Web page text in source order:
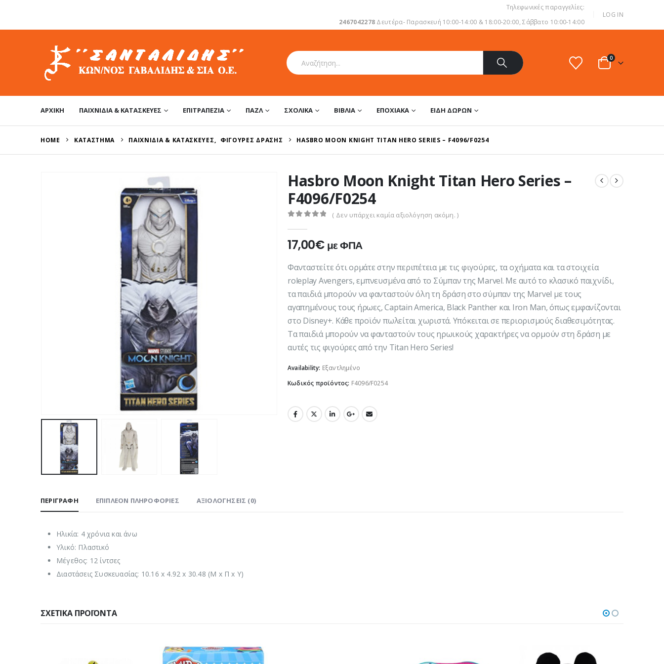
Τηλεφωνικές παραγγελίες:
2467042278 Δευτέρα- Παρασκευή 10:00-14:00 & 18:00-20:00, Σάββατο 10:00-14:00
LOG IN
0
ΑΡΧΙΚΉ ΠΑΙΧΝΊΔΙΑ & ΚΑΤΑΣΚΕΥΈΣ ΕΠΙΤΡΑΠΈΖΙΑ ΠΑΖΛ ΣΧΟΛΙΚΆ ΒΙΒΛΊΑ ΕΠΟΧΙΑΚΆ ΕΊΔΗ ΔΏΡΩΝ
HOME ΚΑΤΆΣΤΗΜΑ ΠΑΙΧΝΊΔΙΑ & ΚΑΤΑΣΚΕΥΈΣ, ΦΙΓΟΎΡΕΣ ΔΡΆΣΗΣ HASBRO MOON KNIGHT TITAN HERO SERIES – F4096/F0254
Hasbro Moon Knight Titan Hero Series –
F4096/F0254
( Δεν υπάρχει καμία αξιολόγηση ακόμη. )
17,00€ με ΦΠΑ
Φανταστείτε ότι ορμάτε στην περιπέτεια με τις φιγούρες, τα οχήματα και τα στοιχεία
roleplay Avengers, εμπνευσμένα από το Σύμπαν της Marvel. Με αυτό το κλασικό παιχνίδι,
τα παιδιά μπορούν να φανταστούν όλη τη δράση στο σύμπαν της Marvel με τους
αγαπημένους τους ήρωες, Captain America, Black Panther και Iron Man, όπως εμφανίζονται
στο Disney+. Κάθε προϊόν πωλείται χωριστά. Υπόκειται σε περιορισμούς διαθεσιμότητας.
Τα παιδιά μπορούν να φανταστούν τους ηρωικούς χαρακτήρες να ορμούν στη δράση με
αυτές τις φιγούρες από την Titan Hero Series!
Availability: Εξαντλημένο
Κωδικός προϊόντος: F4096/F0254
ΠΕΡΙΓΡΑΦΉ ΕΠΙΠΛΈΟΝ ΠΛΗΡΟΦΟΡΊΕΣ ΑΞΙΟΛΟΓΉΣΕΙΣ (0)
Ηλικία: 4 χρόνια και άνω
Υλικό: Πλαστικό
Μέγεθος: 12 ίντσες
Διαστάσεις Συσκευασίας: 10.16 x 4.92 x 30.48 (Μ x Π x Υ)
ΣΧΕΤΙΚΆ ΠΡΟΪΌΝΤΑ